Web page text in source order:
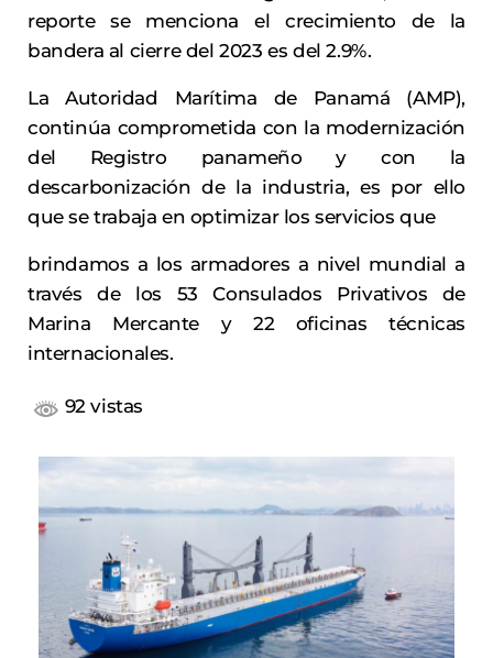
reporte se menciona el crecimiento de la
bandera al cierre del 2023 es del 2.9%.
La Autoridad Marítima de Panamá (AMP),
continúa comprometida con la modernización
del Registro panameño y con la
descarbonización de la industria, es por ello
que se trabaja en optimizar los servicios que
brindamos a los armadores a nivel mundial a
través de los 53 Consulados Privativos de
Marina Mercante y 22 oficinas técnicas
internacionales.
92 vistas